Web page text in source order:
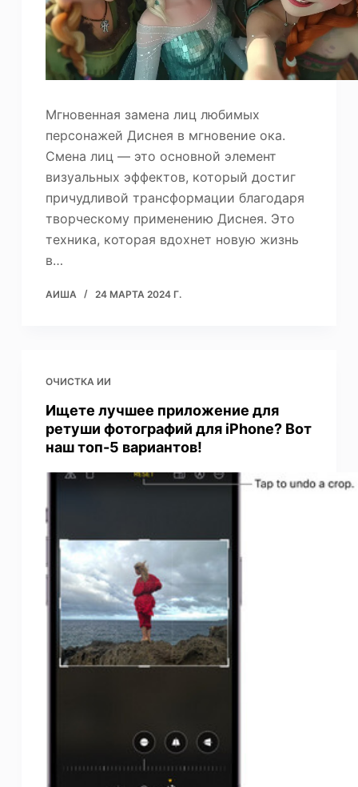
Мгновенная замена лиц любимых
персонажей Диснея в мгновение ока.
Смена лиц — это основной элемент
визуальных эффектов, который достиг
причудливой трансформации благодаря
творческому применению Диснея. Это
техника, которая вдохнет новую жизнь
в…
АИША 24 МАРТА 2024 Г.
ОЧИСТКА ИИ
Ищете лучшее приложение для
ретуши фотографий для iPhone? Вот
наш топ-5 вариантов!